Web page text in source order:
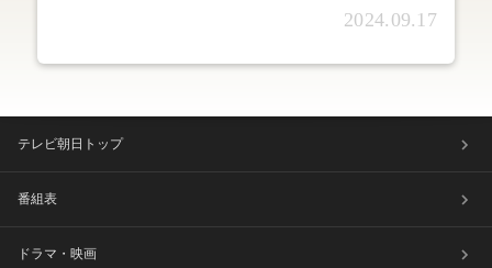
2024.09.17
テレビ朝日トップ
番組表
ドラマ・映画